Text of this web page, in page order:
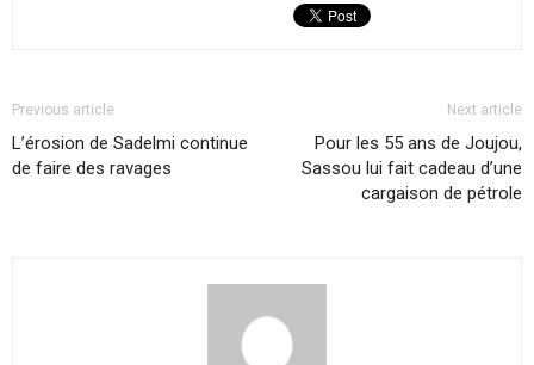
Previous article
L’érosion de Sadelmi continue
de faire des ravages
Next article
Pour les 55 ans de Joujou,
Sassou lui fait cadeau d’une
cargaison de pétrole